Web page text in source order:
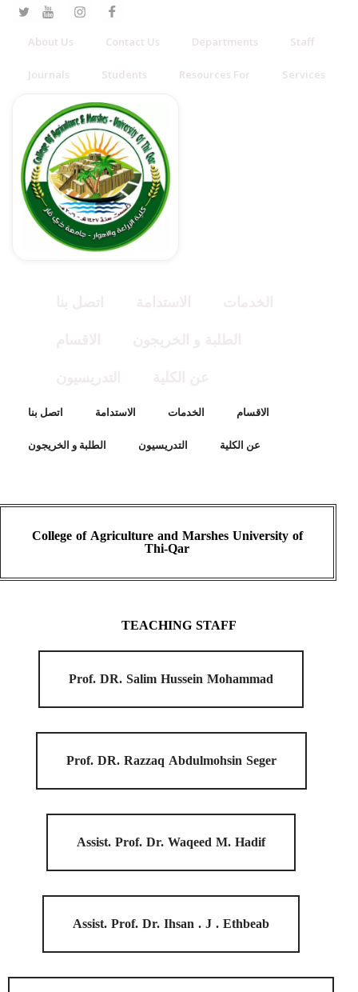
About Us Contact Us Departments Staff
Journals Students Resources For Services
اتصل بنا الاستدامة الخدمات الاقسام
الطلبة و الخريجون التدريسيون عن الكلية
College of Agriculture and Marshes University of
Thi-Qar
TEACHING STAFF
Prof. DR. Salim Hussein Mohammad
Prof. DR. Razzaq Abdulmohsin Seger
Assist. Prof. Dr. Waqeed M. Hadif
Assist. Prof. Dr. Ihsan . J . Ethbeab